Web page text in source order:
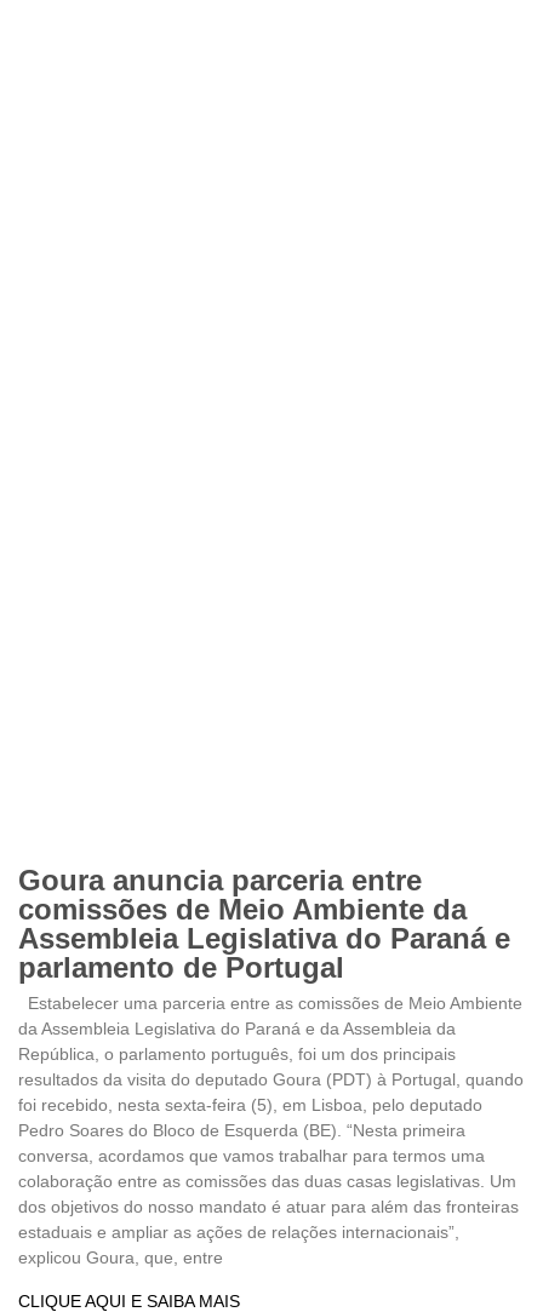
Goura anuncia parceria entre
comissões de Meio Ambiente da
Assembleia Legislativa do Paraná e
parlamento de Portugal
Estabelecer uma parceria entre as comissões de Meio Ambiente
da Assembleia Legislativa do Paraná e da Assembleia da
República, o parlamento português, foi um dos principais
resultados da visita do deputado Goura (PDT) à Portugal, quando
foi recebido, nesta sexta-feira (5), em Lisboa, pelo deputado
Pedro Soares do Bloco de Esquerda (BE). “Nesta primeira
conversa, acordamos que vamos trabalhar para termos uma
colaboração entre as comissões das duas casas legislativas. Um
dos objetivos do nosso mandato é atuar para além das fronteiras
estaduais e ampliar as ações de relações internacionais”,
explicou Goura, que, entre
CLIQUE AQUI E SAIBA MAIS